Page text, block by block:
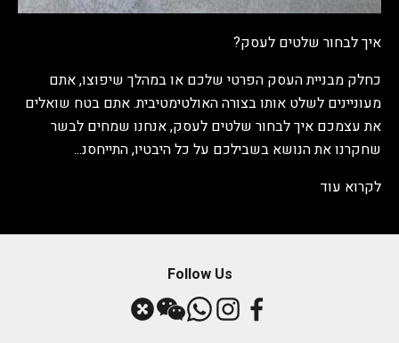
איך לבחור שלטים לעסק?
כחלק מבניית העסק הפרטי שלכם או במהלך שיפוצו, אתם
מעוניינים לשלט אותו בצורה האולטימטיבית. אתם בטח שואלים
את עצמכם איך לבחור שלטים לעסק, אנחנו שמחים לבשר
שחקרנו את הנושא בשבילכם על כל היבטיו, התייחסנ...
לקרוא עוד
Follow Us